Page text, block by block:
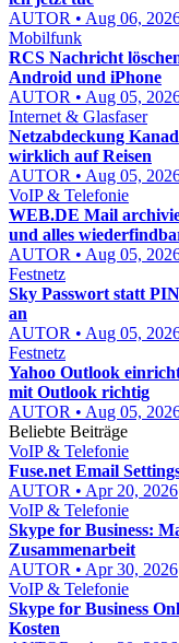
AUTOR • Aug 06,
Mobilfunk
RCS Nachricht
Android und iPhone
AUTOR • Aug 05,
Internet & Glasfaser
Netzabdeckung
wirklich auf Reisen
AUTOR • Aug 05,
VoIP & Telefonie
WEB.DE Mail
und alles
AUTOR • Aug 05,
Festnetz
Sky Passwort statt
an
AUTOR • Aug 05,
Festnetz
Yahoo Outlook
mit Outlook richtig
AUTOR • Aug 05,
Beliebte Beiträge
VoIP & Telefonie
Fuse.net Email
AUTOR • Apr 20, 2026
VoIP & Telefonie
Skype for Business:
Zusammenarbeit
AUTOR • Apr 30, 2026
VoIP & Telefonie
Skype for Business
Kosten